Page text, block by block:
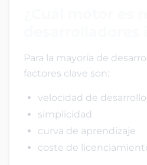
Para la mayoría de
factores clave son:
velocidad de desarrollo
simplicidad
curva de aprendizaje
coste de